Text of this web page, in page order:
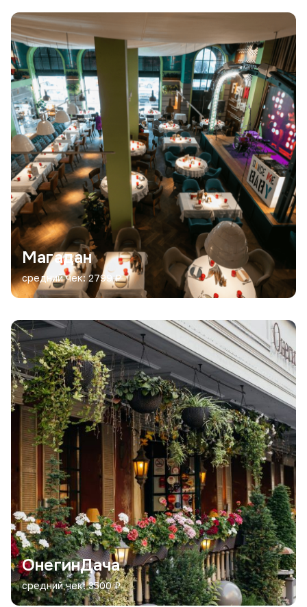
Магадан
средний чек: 2799 ₽
ОнегинДача
средний чек: 3500 ₽